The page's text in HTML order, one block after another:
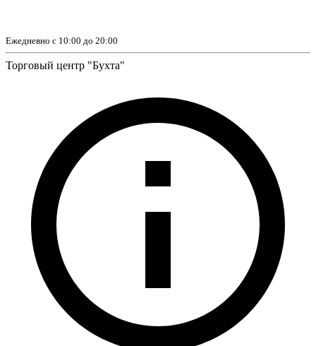
Ежедневно с 10:00 до 20:00
Торговый центр "Бухта"